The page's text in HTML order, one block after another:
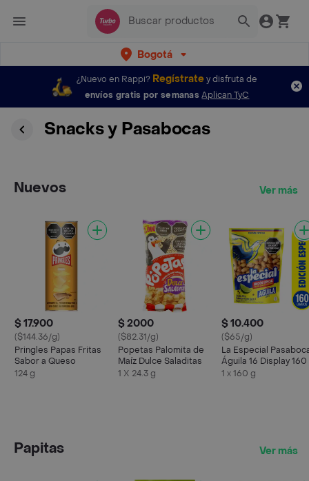
Bogotá
¿Nuevo en Rappi? Regístratey disfruta de
envíos gratis por semanas Aplican TyC
Snacks y Pasabocas
Nuevos Ver más
$ 17.900
($144.36/g)
Pringles Papas Fritas
Sabor a Queso
124 g
$ 2000
($82.31/g)
Popetas Palomita de
Maíz Dulce Saladitas
1 X 24.3 g
$ 10.400
($65/g)
La Especial
Águila 16 Display 160
1 x 160 g
Papitas Ver más